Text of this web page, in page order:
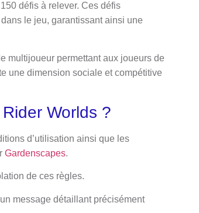
défis à relever. Ces défis
le jeu, garantissant ainsi une
multijoueur permettant aux joueurs de
une dimension sociale et compétitive
Worlds ?
d’utilisation ainsi que les
Gardenscapes.
de ces règles.
message détaillant précisément